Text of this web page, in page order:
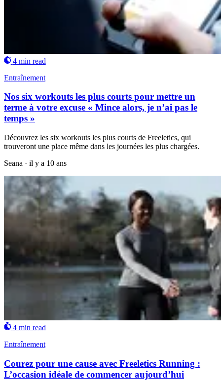
4 min read
Entraînement
Nos six workouts les plus courts pour mettre un
terme à votre excuse « Mince alors, je n’ai pas le
temps »
Découvrez les six workouts les plus courts de Freeletics, qui
trouveront une place même dans les journées les plus chargées.
Seana · il y a 10 ans
4 min read
Entraînement
Courez pour une cause avec Freeletics Running :
L’occasion idéale de commencer aujourd’hui